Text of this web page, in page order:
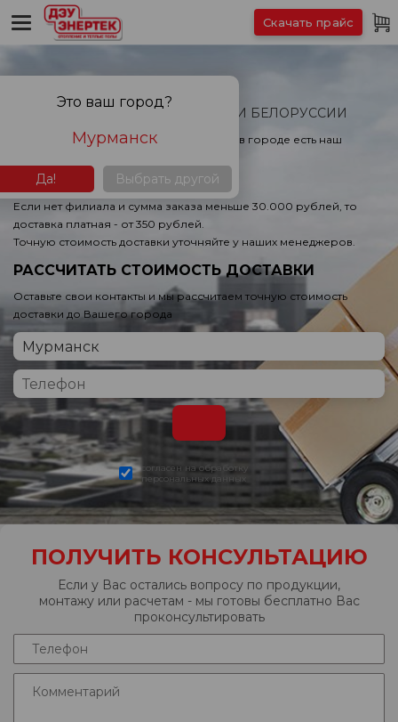
БЕСПЛАТНАЯ ДОСТАВКА
ПО ВСЕЙ РОССИИ, КАЗАХСТАНУ И БЕЛОРУССИИ
При заказе от 30.000 рублей или если в городе есть наш
Если нет филиала и сумма заказа меньше 30.000 рублей, то
доставка платная - от 350 рублей.
Точную стоимость доставки уточняйте у наших менеджеров.
РАССЧИТАТЬ СТОИМОСТЬ ДОСТАВКИ
Оставьте свои контакты и мы рассчитаем точную стоимость
доставки до Вашего города
согласен на обработку
персональных данных
ПОЛУЧИТЬ КОНСУЛЬТАЦИЮ
Если у Вас остались вопросу по продукции,
монтажу или расчетам - мы готовы бесплатно Вас
проконсультировать
Скачать прайс
Это ваш город?
Мурманск
Да! Выбрать другой